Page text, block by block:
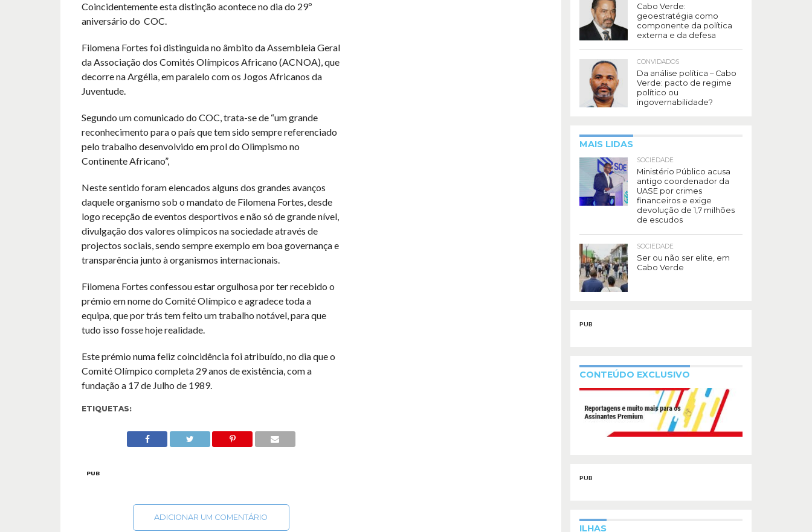
Coincidentemente esta distinção acontece no dia do 29º
aniversário do COC.
Filomena Fortes foi distinguida no âmbito da Assembleia Geral
da Associação dos Comités Olímpicos Africano (ACNOA), que
decorre na Argélia, em paralelo com os Jogos Africanos da
Juventude.
Segundo um comunicado do COC, trata-se de “um grande
reconhecimento para o país que tem sido sempre referenciado
pelo trabalho desenvolvido em prol do Olimpismo no
Continente Africano”,
Neste sentido foram elencados alguns dos grandes avanços
daquele organismo sob o mandato de Filomena Fortes, desde
logo recepção de eventos desportivos e não só de grande nível,
divulgação dos valores olímpicos na sociedade através de
projectos sociais, sendo sempre exemplo em boa governança e
transparência junto à organismos internacionais.
Filomena Fortes confessou estar orgulhosa por ter recebido o
prémio em nome do Comité Olímpico e agradece toda a
equipa, que por trás tem feito um trabalho notável, para que
tudo isso fosse hoje realidade.
Este prémio numa feliz coincidência foi atribuído, no dia que o
Comité Olímpico completa 29 anos de existência, com a
fundação a 17 de Julho de 1989.
ETIQUETAS:
PUB
ADICIONAR UM COMENTÁRIO
Cabo Verde:
geoestratégia como
componente da política
externa e da defesa
CONVIDADOS
Da análise política – Cabo
Verde: pacto de regime
político ou
ingovernabilidade?
MAIS LIDAS
SOCIEDADE
Ministério Público acusa
antigo coordenador da
UASE por crimes
financeiros e exige
devolução de 1,7 milhões
de escudos
SOCIEDADE
Ser ou não ser elite, em
Cabo Verde
PUB
CONTEÚDO EXCLUSIVO
PUB
ILHAS